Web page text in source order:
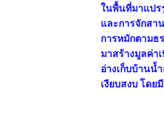
ในพื้นที่มาแปร
และการจักสา
การหมักตามธ
มาสร้างมูลค่า
อ่างเก็บบ้านน้
เงียบสงบ โด